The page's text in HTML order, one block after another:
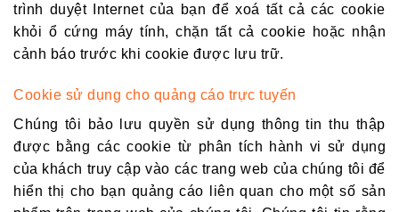
trình duyệt Internet của bạn để xoá tất cả các cookie
khỏi ổ cứng máy tính, chặn tất cả cookie hoặc nhận
cảnh báo trước khi cookie được lưu trữ.
Cookie sử dụng cho quảng cáo trực tuyến
Chúng tôi bảo lưu quyền sử dụng thông tin thu thập
được bằng các cookie từ phân tích hành vi sử dụng
của khách truy cập vào các trang web của chúng tôi để
hiển thị cho bạn quảng cáo liên quan cho một số sản